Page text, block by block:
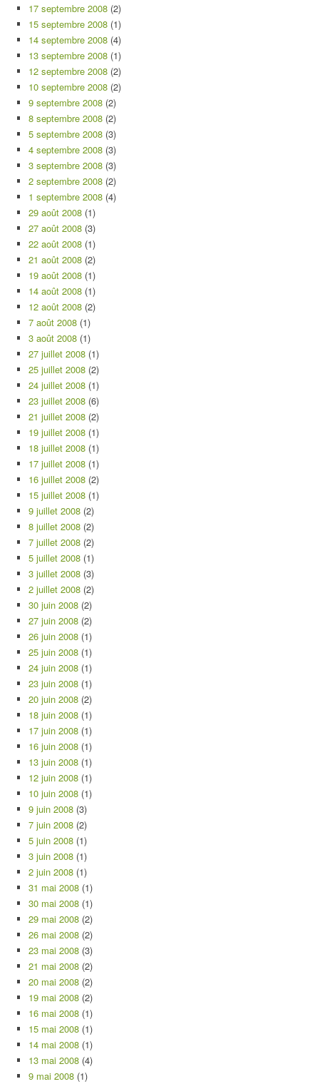
17 septembre 2008 (2)
15 septembre 2008 (1)
14 septembre 2008 (4)
13 septembre 2008 (1)
12 septembre 2008 (2)
10 septembre 2008 (2)
9 septembre 2008 (2)
8 septembre 2008 (2)
5 septembre 2008 (3)
4 septembre 2008 (3)
3 septembre 2008 (3)
2 septembre 2008 (2)
1 septembre 2008 (4)
29 août 2008 (1)
27 août 2008 (3)
22 août 2008 (1)
21 août 2008 (2)
19 août 2008 (1)
14 août 2008 (1)
12 août 2008 (2)
7 août 2008 (1)
3 août 2008 (1)
27 juillet 2008 (1)
25 juillet 2008 (2)
24 juillet 2008 (1)
23 juillet 2008 (6)
21 juillet 2008 (2)
19 juillet 2008 (1)
18 juillet 2008 (1)
17 juillet 2008 (1)
16 juillet 2008 (2)
15 juillet 2008 (1)
9 juillet 2008 (2)
8 juillet 2008 (2)
7 juillet 2008 (2)
5 juillet 2008 (1)
3 juillet 2008 (3)
2 juillet 2008 (2)
30 juin 2008 (2)
27 juin 2008 (2)
26 juin 2008 (1)
25 juin 2008 (1)
24 juin 2008 (1)
23 juin 2008 (1)
20 juin 2008 (2)
18 juin 2008 (1)
17 juin 2008 (1)
16 juin 2008 (1)
13 juin 2008 (1)
12 juin 2008 (1)
10 juin 2008 (1)
9 juin 2008 (3)
7 juin 2008 (2)
5 juin 2008 (1)
3 juin 2008 (1)
2 juin 2008 (1)
31 mai 2008 (1)
30 mai 2008 (1)
29 mai 2008 (2)
26 mai 2008 (2)
23 mai 2008 (3)
21 mai 2008 (2)
20 mai 2008 (2)
19 mai 2008 (2)
16 mai 2008 (1)
15 mai 2008 (1)
14 mai 2008 (1)
13 mai 2008 (4)
9 mai 2008 (1)